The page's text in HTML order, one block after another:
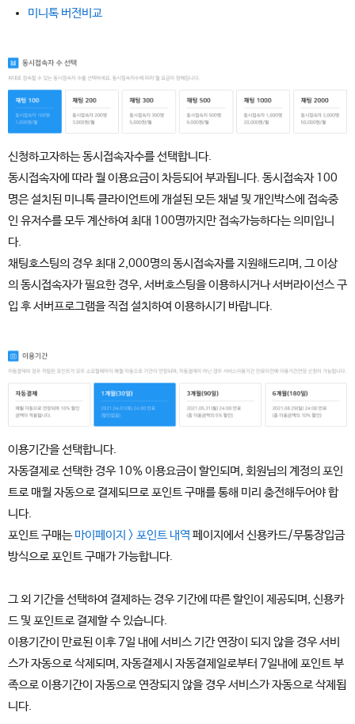
미니톡 버전비교
신청하고자하는 동시접속자수를 선택합니다.
동시접속자에 따라 월 이용요금이 차등되어 부과됩니다. 동시접속자 100
명은 설치된 미니톡 클라이언트에 개설된 모든 채널 및 개인박스에 접속중
인 유저수를 모두 계산하여 최대 100명까지만 접속가능하다는 의미입니
다.
채팅호스팅의 경우 최대 2,000명의 동시접속자를 지원해드리며, 그 이상
의 동시접속자가 필요한 경우, 서버호스팅을 이용하시거나 서버라이선스 구
입 후 서버프로그램을 직접 설치하여 이용하시기 바랍니다.
이용기간을 선택합니다.
자동결제로 선택한 경우 10% 이용요금이 할인되며, 회원님의 계정의 포인
트로 매월 자동으로 결제되므로 포인트 구매를 통해 미리 충전해두어야 합
니다.
포인트 구매는마이페이지 > 포인트 내역 페이지에서 신용카드/무통장입금
방식으로 포인트 구매가 가능합니다.
그 외 기간을 선택하여 결제하는 경우 기간에 따른 할인이 제공되며, 신용카
드 및 포인트로 결제할 수 있습니다.
이용기간이 만료된 이후 7일 내에 서비스 기간 연장이 되지 않을 경우 서비
스가 자동으로 삭제되며, 자동결제시 자동결제일로부터 7일내에 포인트 부
족으로 이용기간이 자동으로 연장되지 않을 경우 서비스가 자동으로 삭제됩
니다.